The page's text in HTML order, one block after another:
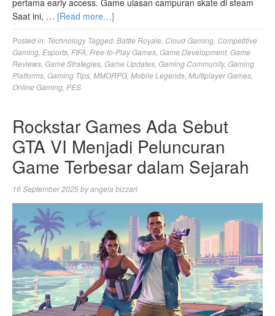
pertama early access. Game ulasan campuran skate di steam
Saat ini, … [Read more…]
Posted in: Technology Tagged:Battle Royale Cloud Gaming Competitive
Gaming Esports FIFA Free-to-Play Games Game Development, Game
Reviews Game Strategies Game Updates Gaming Community, Gaming
Platforms Gaming Tips MMORPG Mobile Legends Multiplayer Games
Online Gaming PES
Rockstar Games Ada Sebut
GTA VI Menjadi Peluncuran
Game Terbesar dalam Sejarah
16 September 2025byangela bizzari